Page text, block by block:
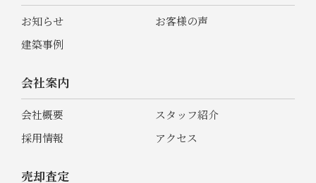
お知らせ
お客様の声
建築事例
会社案内
会社概要
スタッフ紹介
採用情報
アクセス
売却査定